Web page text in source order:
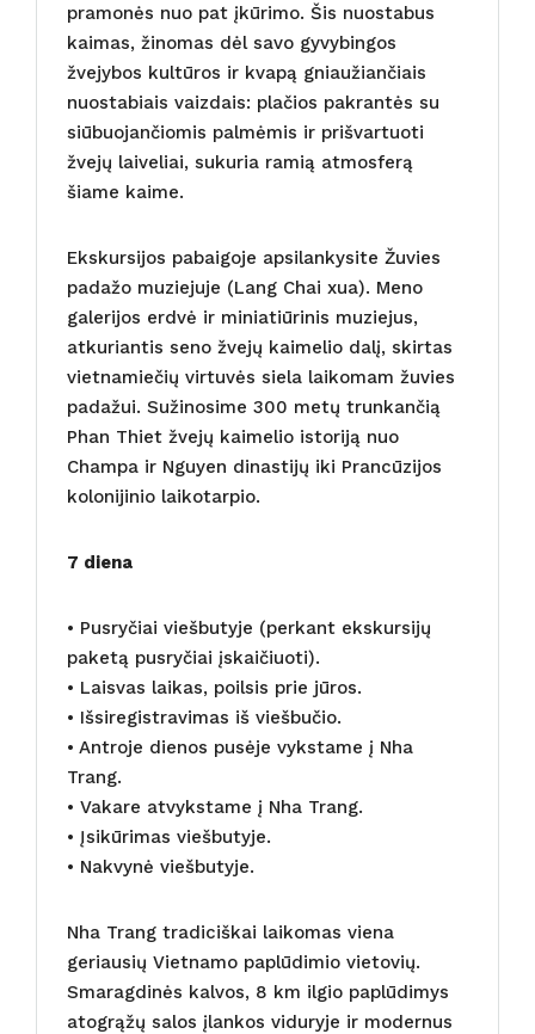
pramonės nuo pat įkūrimo. Šis nuostabus
kaimas, žinomas dėl savo gyvybingos
žvejybos kultūros ir kvapą gniaužiančiais
nuostabiais vaizdais: plačios pakrantės su
siūbuojančiomis palmėmis ir prišvartuoti
žvejų laiveliai, sukuria ramią atmosferą
šiame kaime.
Ekskursijos pabaigoje apsilankysite Žuvies
padažo muziejuje (Lang Chai xua). Meno
galerijos erdvė ir miniatiūrinis muziejus,
atkuriantis seno žvejų kaimelio dalį, skirtas
vietnamiečių virtuvės siela laikomam žuvies
padažui. Sužinosime 300 metų trunkančią
Phan Thiet žvejų kaimelio istoriją nuo
Champa ir Nguyen dinastijų iki Prancūzijos
kolonijinio laikotarpio.
7 diena
• Pusryčiai viešbutyje (perkant ekskursijų
paketą pusryčiai įskaičiuoti).
• Laisvas laikas, poilsis prie jūros.
• Išsiregistravimas iš viešbučio.
• Antroje dienos pusėje vykstame į Nha
Trang.
• Vakare atvykstame į Nha Trang.
• Įsikūrimas viešbutyje.
• Nakvynė viešbutyje.
Nha Trang tradiciškai laikomas viena
geriausių Vietnamo paplūdimio vietovių.
Smaragdinės kalvos, 8 km ilgio paplūdimys
atogrąžų salos įlankos viduryje ir modernus